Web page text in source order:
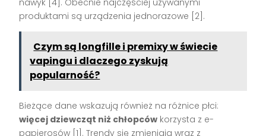
nawyk [4] . Obecnie najczęściej używanymi
produktami są urządzenia jednorazowe [2] .
Czym są longfille i premixy w świecie
vapingu i dlaczego zyskują
popularność?
Bieżące dane wskazują również na różnice płci:
więcej dziewcząt niż chłopców korzysta z e-
papierosów [1] . Trendy się zmieniają wraz z